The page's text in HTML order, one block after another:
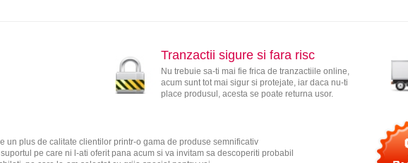
Tranzactii sigure si fara risc
Nu trebuie sa-ti mai fie frica de tranzactiile online,
acum sunt tot mai sigur si protejate, iar daca nu-ti
place produsul, acesta se poate returna usor.
un plus de calitate clientilor printr-o gama de produse semnificativ
pe care ni l-ati oferit pana acum si va invitam sa descoperiti probabil